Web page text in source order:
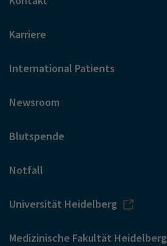
Karriere
International Patients
Newsroom
Blutspende
Notfall
Universität Heidelberg
Medizinische Fakultät Heidelberg